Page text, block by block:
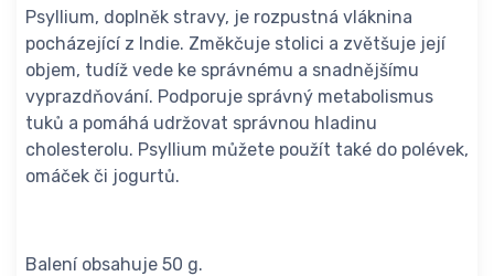
Psyllium, doplněk stravy, je rozpustná vláknina
pocházející z Indie. Změkčuje stolici a zvětšuje její
objem, tudíž vede ke správnému a snadnějšímu
vyprazdňování. Podporuje správný metabolismus
tuků a pomáhá udržovat správnou hladinu
cholesterolu. Psyllium můžete použít také do polévek,
omáček či jogurtů.
Balení obsahuje 50 g.